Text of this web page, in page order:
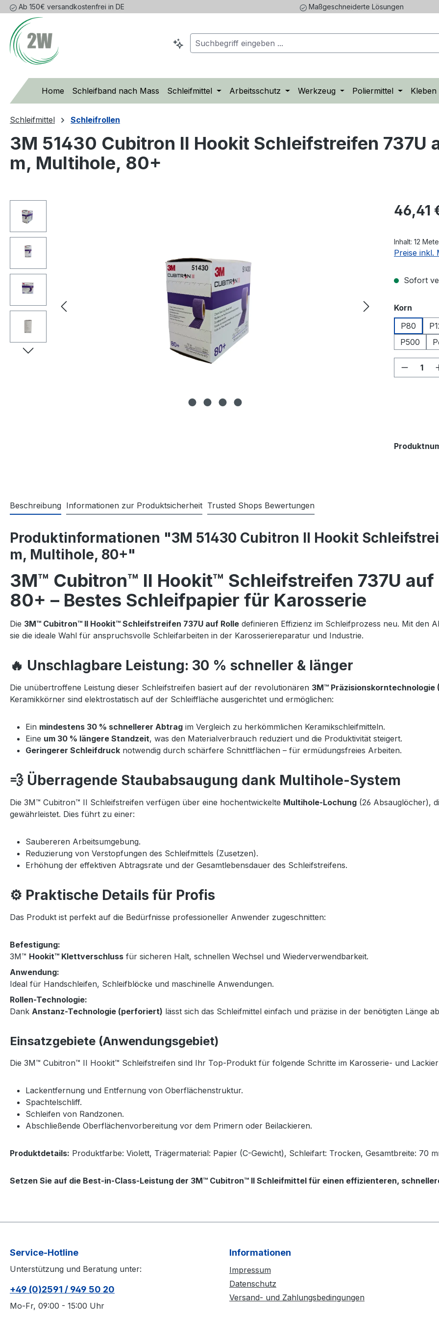
Hauptinhalt springen
Zur Suche springen
Zur Hauptnavigation springen
Ab 150€ versandkostenfrei in DE Maßgeschneiderte Lösungen
Home Schleifband nach Mass Schleifmittel Arbeitsschutz Werkzeug Poliermittel Kleben
Schleifmittel Schleifrollen
3M 51430 Cubitron II Hookit Schleifstreifen 737U
m, Multihole, 80+
Regulärer
46,41
Inhalt: 12
Preise inkl.
Sofort
Korn
P80
P500
Beschreibung Informationen zur Produktsicherheit Trusted Shops Bewertungen
Produktinformationen "3M 51430 Cubitron II Hookit
m, Multihole, 80+"
3M™ Cubitron™ II Hookit™ Schleifstreifen 737U auf
80+ – Bestes Schleifpapier für Karosserie
Die 3M™ Cubitron™ II Hookit™ Schleifstreifen 737U auf Rolle definieren Effizienz im Schleifprozess neu. Mit den
sie die ideale Wahl für anspruchsvolle Schleifarbeiten in der Karosseriereparatur und Industrie.
🔥 Unschlagbare Leistung: 30 % schneller & länger
Die unübertroffene Leistung dieser Schleifstreifen basiert auf der revolutionären 3M™ Präzisionskorntechnologie
Keramikkörner sind elektrostatisch auf der Schleiffläche ausgerichtet und ermöglichen:
Ein mindestens 30 % schnellerer Abtrag im Vergleich zu herkömmlichen Keramikschleifmitteln.
Eine um 30 % längere Standzeit, was den Materialverbrauch reduziert und die Produktivität steigert.
Geringerer Schleifdruck notwendig durch schärfere Schnittflächen – für ermüdungsfreies Arbeiten.
💨 Überragende Staubabsaugung dank Multihole-System
Die 3M™ Cubitron™ II Schleifstreifen verfügen über eine hochentwickelte Multihole-Lochung (26 Absauglöcher),
gewährleistet. Dies führt zu einer:
Saubereren Arbeitsumgebung.
Reduzierung von Verstopfungen des Schleifmittels (Zusetzen).
Erhöhung der effektiven Abtragsrate und der Gesamtlebensdauer des Schleifstreifens.
⚙️ Praktische Details für Profis
Das Produkt ist perfekt auf die Bedürfnisse professioneller Anwender zugeschnitten:
Befestigung:
3M™ Hookit™ Klettverschluss für sicheren Halt, schnellen Wechsel und Wiederverwendbarkeit.
Anwendung:
Ideal für Handschleifen, Schleifblöcke und maschinelle Anwendungen.
Rollen-Technologie:
Dank Anstanz-Technologie (perforiert) lässt sich das Schleifmittel einfach und präzise in der benötigten Länge
Einsatzgebiete (Anwendungsgebiet)
Die 3M™ Cubitron™ II Hookit™ Schleifstreifen sind Ihr Top-Produkt für folgende Schritte im Karosserie- und
Lackentfernung und Entfernung von Oberflächenstruktur.
Spachtelschliff.
Schleifen von Randzonen.
Abschließende Oberflächenvorbereitung vor dem Primern oder Beilackieren.
Produktdetails: Produktfarbe: Violett, Trägermaterial: Papier (C-Gewicht), Schleifart: Trocken, Gesamtbreite: 70
Setzen Sie auf die Best-in-Class-Leistung der 3M™ Cubitron™ II Schleifmittel für einen effizienteren,
Service-Hotline
Unterstützung und Beratung unter:
+49 (0)2591 / 949 50 20
Mo-Fr, 09:00 - 15:00 Uhr
Informationen
Impressum
Datenschutz
Versand- und Zahlungsbedingungen